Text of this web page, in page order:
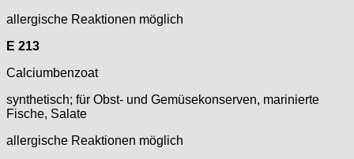
allergische Reaktionen möglich
E 213
Calciumbenzoat
synthetisch; für Obst- und Gemüsekonserven, marinierte
Fische, Salate
allergische Reaktionen möglich